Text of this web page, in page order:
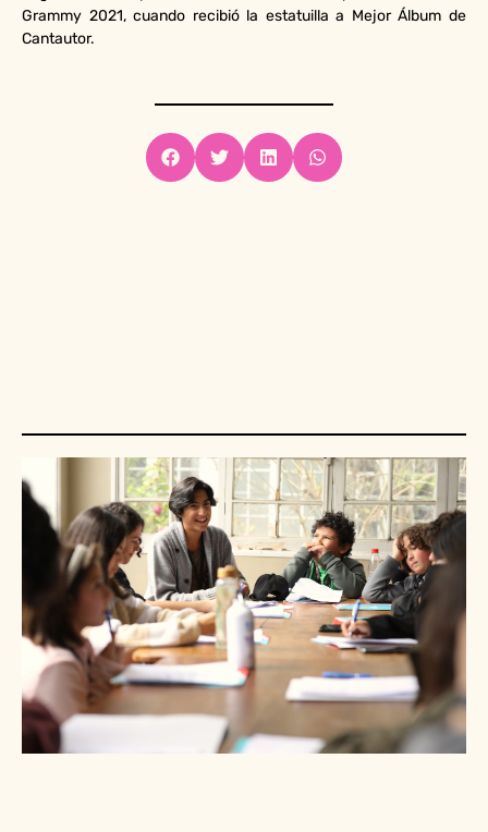
Grammy 2021, cuando recibió la estatuilla a Mejor Álbum de
Cantautor.